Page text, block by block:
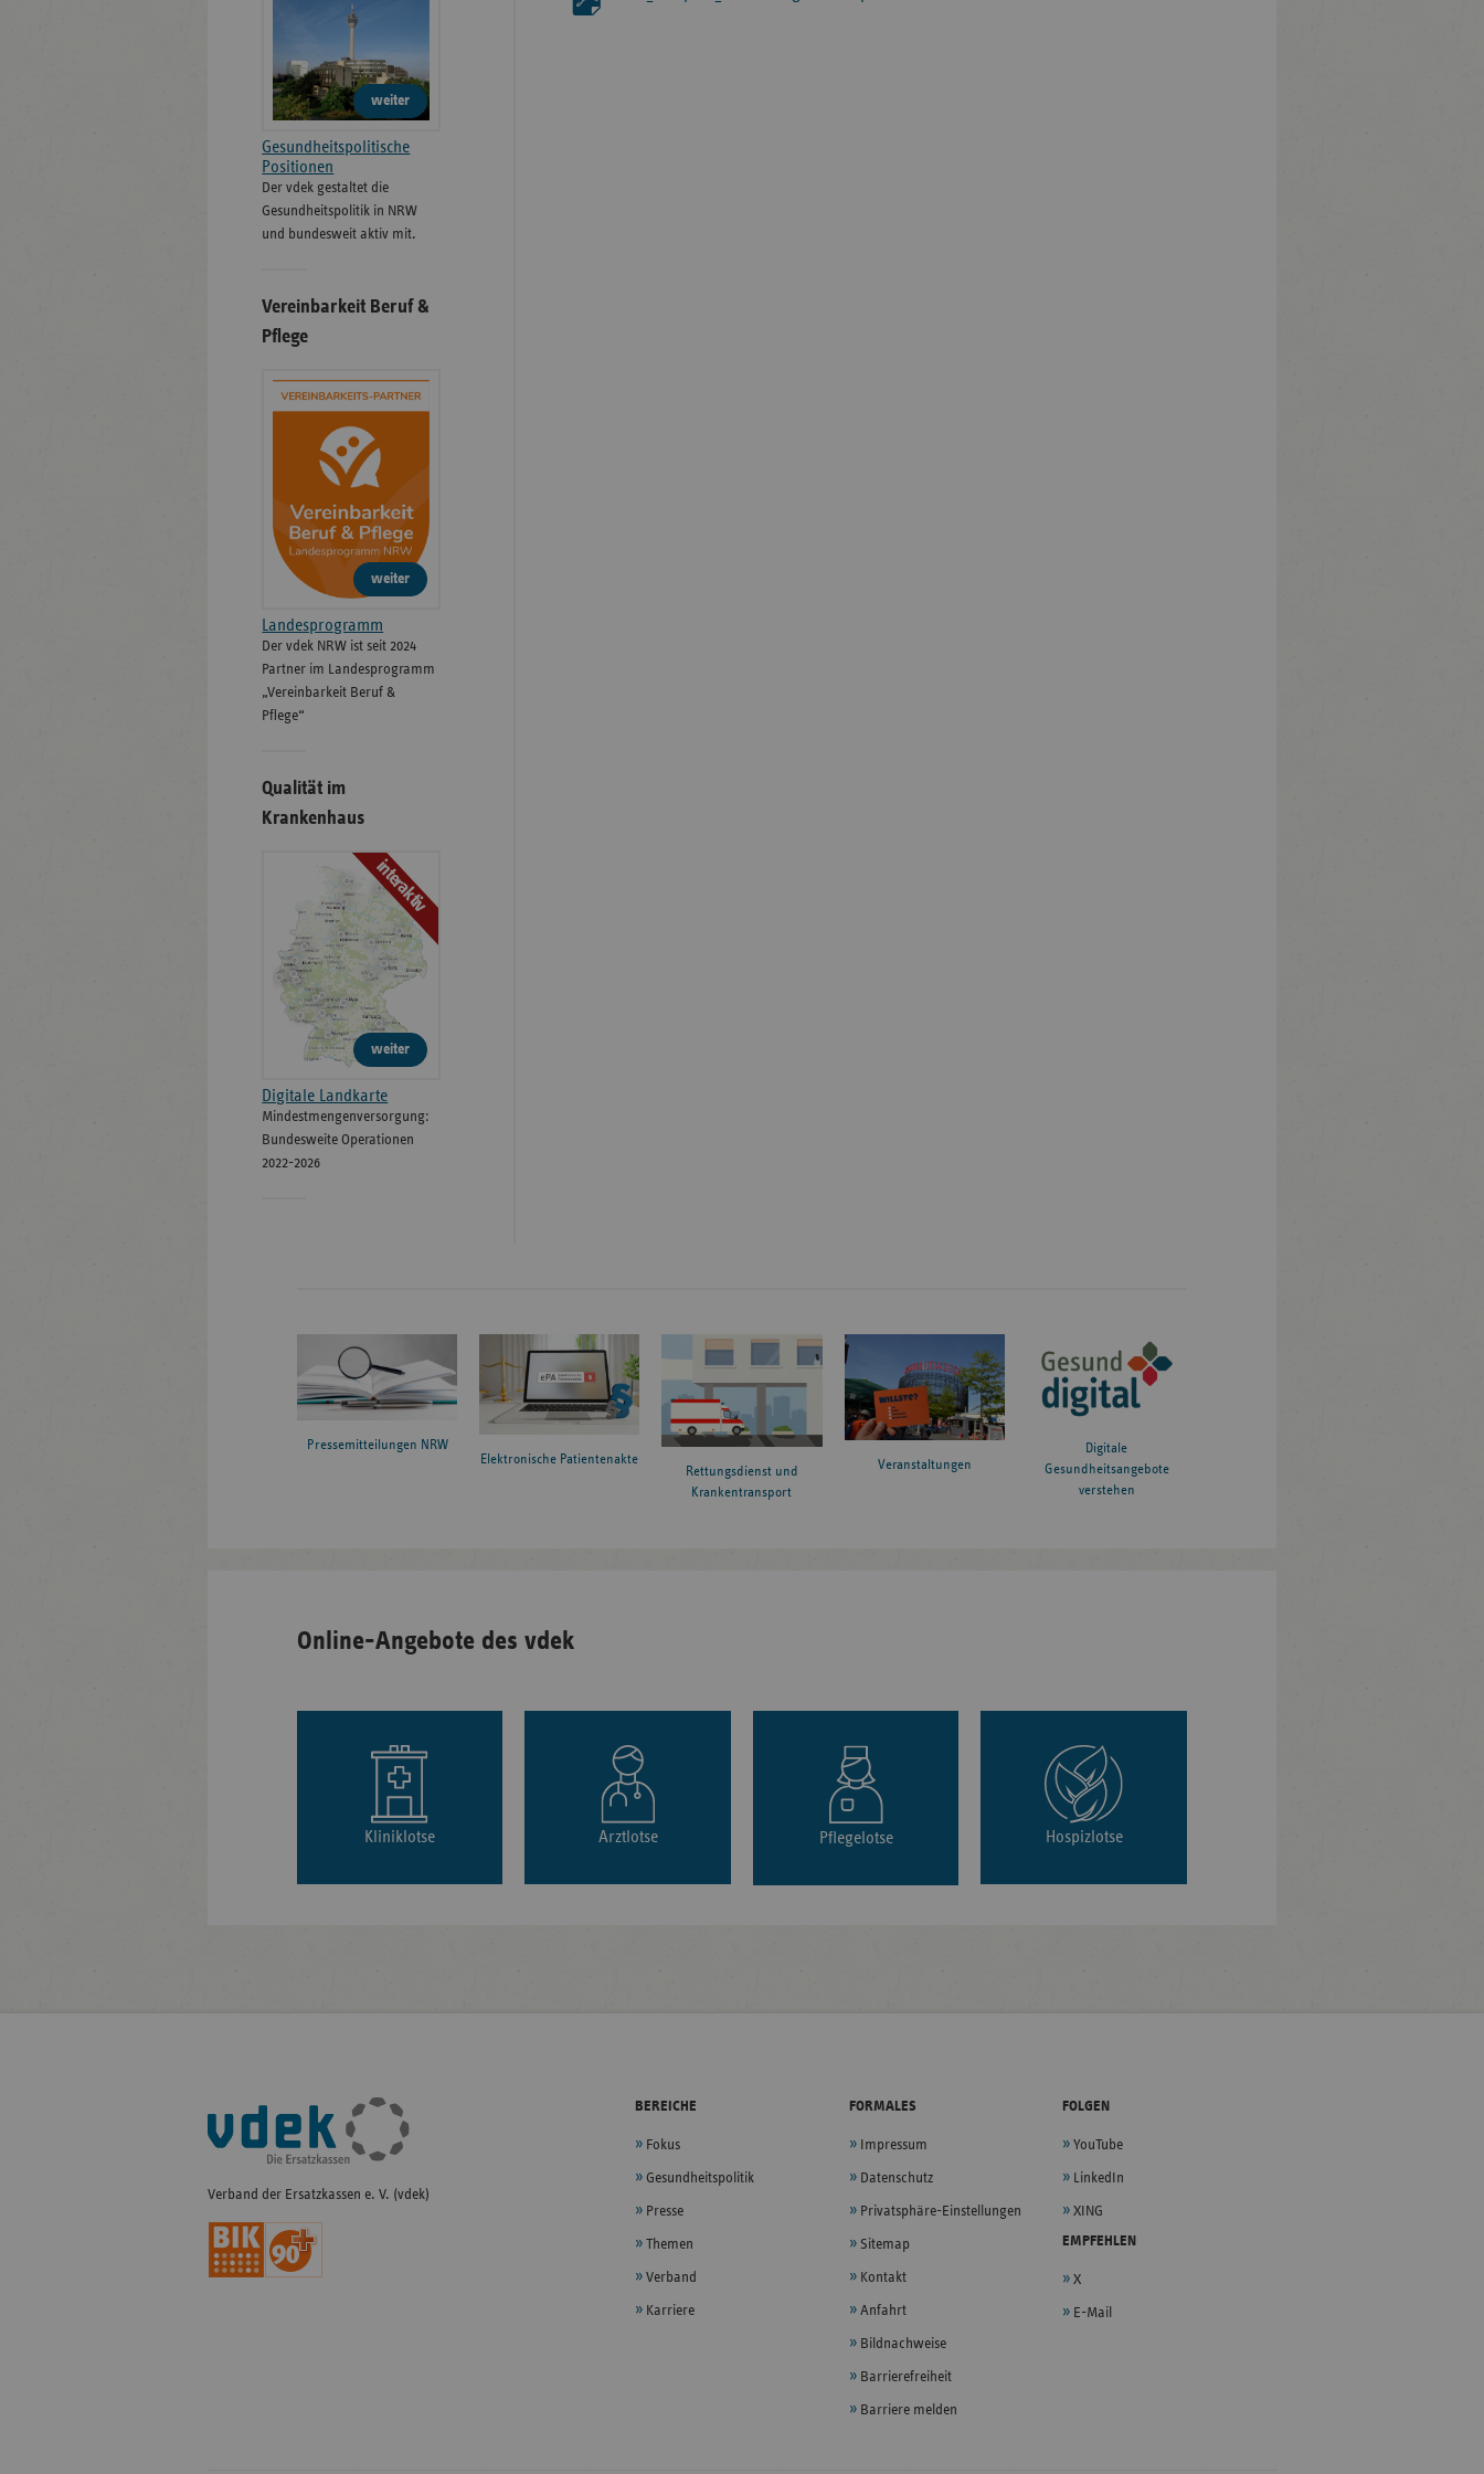
weiter
Gesundheitspolitische
Positionen
Der vdek gestaltet die
Gesundheitspolitik in NRW
und bundesweit aktiv mit.
Vereinbarkeit Beruf &
Pflege
weiter
Landesprogramm
Der vdek NRW ist seit 2024
Partner im Landesprogramm
„Vereinbarkeit Beruf &
Pflege“
Qualität im
Krankenhaus
interaktiv
weiter
Digitale Landkarte
Mindestmengenversorgung:
Bundesweite Operationen
2022-2026
Pressemitteilungen NRW
Elektronische Patientenakte
Rettungsdienst und
Krankentransport
Veranstaltungen
Digitale
Gesundheitsangebote
verstehen
Online-Angebote des vdek
Kliniklotse Arztlotse Pflegelotse Hospizlotse
Fußleisten-
Navigation
Verband der Ersatzkassen e. V. (vdek)
BEREICHE
Fokus
Gesundheitspolitik
Presse
Themen
Verband
Karriere
FORMALES
Impressum
Datenschutz
Privatsphäre-Einstellungen
Sitemap
Kontakt
Anfahrt
Bildnachweise
Barrierefreiheit
Barriere melden
FOLGEN
YouTube
LinkedIn
XING
EMPFEHLEN
X
E-Mail